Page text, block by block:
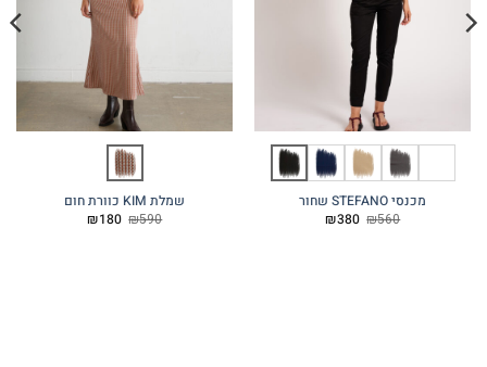
מכנסי STEFANO שחור
₪560 המחיר
המקורי
₪380 המחיר
שמלת KIM כוורת חום
₪590 המחיר
המקורי
₪180 המחיר